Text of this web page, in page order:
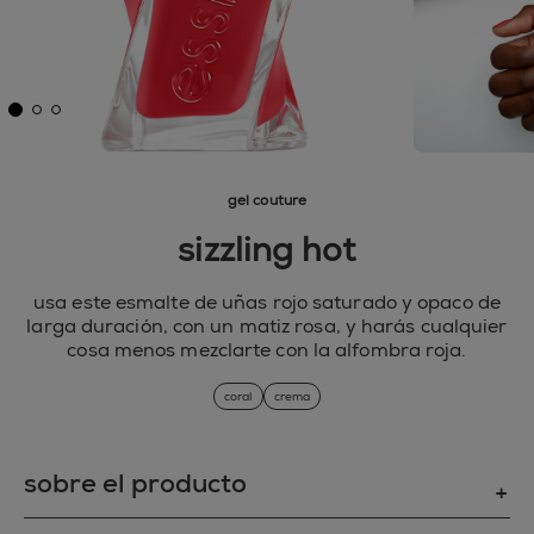
gel couture
sizzling hot
usa este esmalte de uñas rojo saturado y opaco de
larga duración, con un matiz rosa, y harás cualquier
cosa menos mezclarte con la alfombra roja.
coral crema
sobre el producto